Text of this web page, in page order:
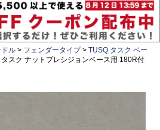
ル フェンダータイプ
TUSQ タスク ベー
タスク ナットプレシジョンベース用 180R付